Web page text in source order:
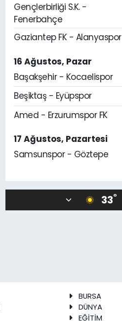
Gençlerbirliği S.K. -
Fenerbahçe
Gaziantep FK - Alanyaspor
16 Ağustos, Pazar
Başakşehir - Kocaelispor
Beşiktaş - Eyüpspor
Amed - Erzurumspor FK
17 Ağustos, Pazartesi
Samsunspor - Göztepe
33°
BURSA
DÜNYA
EĞİTİM